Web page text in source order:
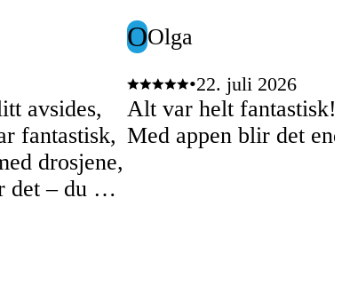
avsides,
fantastisk,
drosjene,
– du kan
OOlga
•22. juli 2026
Alt var helt
Med appen blir det